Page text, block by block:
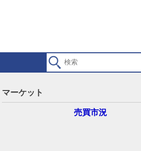
マーケット
売買市況